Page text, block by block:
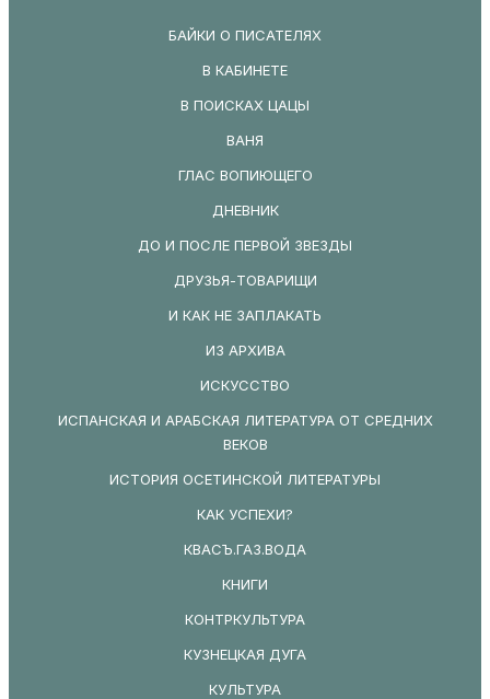
БАЙКИ О ПИСАТЕЛЯХ
В КАБИНЕТЕ
В ПОИСКАХ ЦАЦЫ
ВАНЯ
ГЛАС ВОПИЮЩЕГО
ДНЕВНИК
ДО И ПОСЛЕ ПЕРВОЙ ЗВЕЗДЫ
ДРУЗЬЯ-ТОВАРИЩИ
И КАК НЕ ЗАПЛАКАТЬ
ИЗ АРХИВА
ИСКУССТВО
ИСПАНСКАЯ И АРАБСКАЯ ЛИТЕРАТУРА ОТ СРЕДНИХ
ВЕКОВ
ИСТОРИЯ ОСЕТИНСКОЙ ЛИТЕРАТУРЫ
КАК УСПЕХИ?
КВАСЪ.ГАЗ.ВОДА
КНИГИ
КОНТРКУЛЬТУРА
КУЗНЕЦКАЯ ДУГА
КУЛЬТУРА